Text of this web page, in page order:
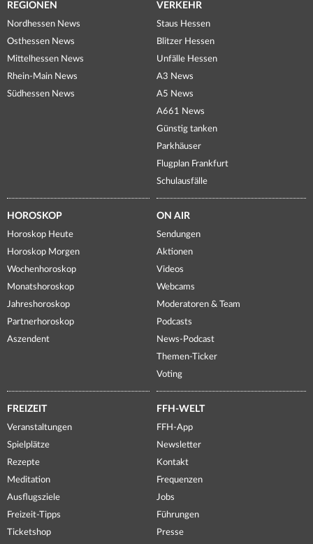
REGIONEN
Nordhessen News
Osthessen News
Mittelhessen News
Rhein-Main News
Südhessen News
VERKEHR
Staus Hessen
Blitzer Hessen
Unfälle Hessen
A3 News
A5 News
A661 News
Günstig tanken
Parkhäuser
Flugplan Frankfurt
Schulausfälle
HOROSKOP
Horoskop Heute
Horoskop Morgen
Wochenhoroskop
Monatshoroskop
Jahreshoroskop
Partnerhoroskop
Aszendent
ON AIR
Sendungen
Aktionen
Videos
Webcams
Moderatoren & Team
Podcasts
News-Podcast
Themen-Ticker
Voting
FREIZEIT
Veranstaltungen
Spielplätze
Rezepte
Meditation
Ausflugsziele
Freizeit-Tipps
Ticketshop
FFH-WELT
FFH-App
Newsletter
Kontakt
Frequenzen
Jobs
Führungen
Presse